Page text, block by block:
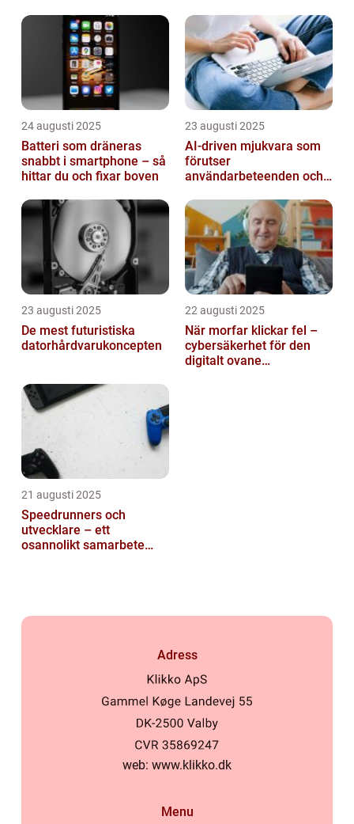
24 augusti 2025
Batteri som dräneras
snabbt i smartphone – så
hittar du och fixar boven
23 augusti 2025
AI-driven mjukvara som
förutser
användarbeteenden och
23 augusti 2025
De mest futuristiska
datorhårdvarukoncepten
22 augusti 2025
När morfar klickar fel –
cybersäkerhet för den
digitalt ovane
21 augusti 2025
Speedrunners och
utvecklare – ett
osannolikt samarbete
Adress
web: www.klikko.dk
Menu